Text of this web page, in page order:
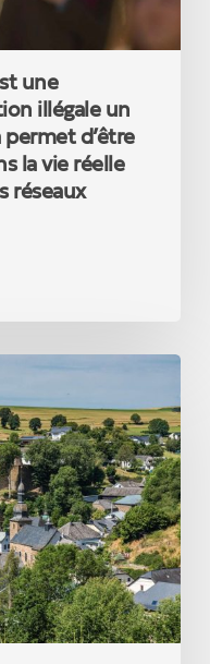
une
illégale un
d’être
la vie réelle
réseaux